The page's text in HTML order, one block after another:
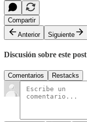
Compartir
Anterior
Siguiente
Discusión sobre este post
Comentarios Restacks